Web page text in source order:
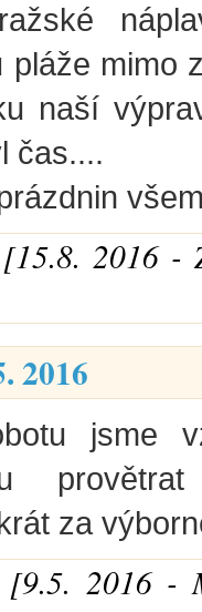
pláže mimo
naší
čas....
2016 -
2016
jsme
za
2016 -